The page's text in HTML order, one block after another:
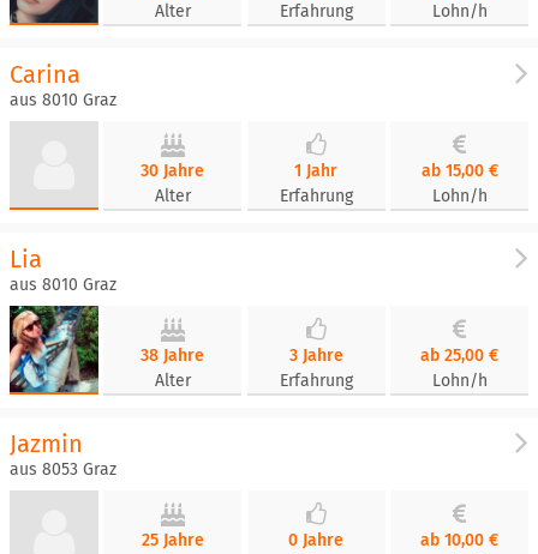
Alter
Erfahrung
Lohn/h
Carina
aus 8010 Graz
30 Jahre
Alter
1 Jahr
Erfahrung
ab 15,00 €
Lohn/h
Lia
aus 8010 Graz
38 Jahre
Alter
3 Jahre
Erfahrung
ab 25,00 €
Lohn/h
Jazmin
aus 8053 Graz
25 Jahre
0 Jahre
ab 10,00 €